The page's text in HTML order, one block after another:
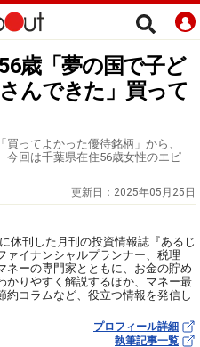
歳「夢の国で子ど
んできた」買って
ってよかった優待銘柄」から、
今回は千葉県在住56歳女性のエピ
更新日： 2025年05月25日
休刊した月刊の投資情報誌『あるじ
ァイナンシャルプランナー、税理
ネーの専門家とともに、お金の貯め
かりやすく解説するほか、マネー最
約コラムなど、役立つ情報を発信し
プロフィール詳細
執筆記事一覧